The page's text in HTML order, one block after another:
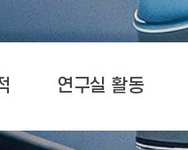
연구실 활동